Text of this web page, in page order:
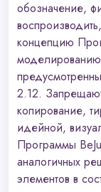
обозначение,
концепцию
2.12.
копирование,
идейной,
Программы
аналогичных
элементов в